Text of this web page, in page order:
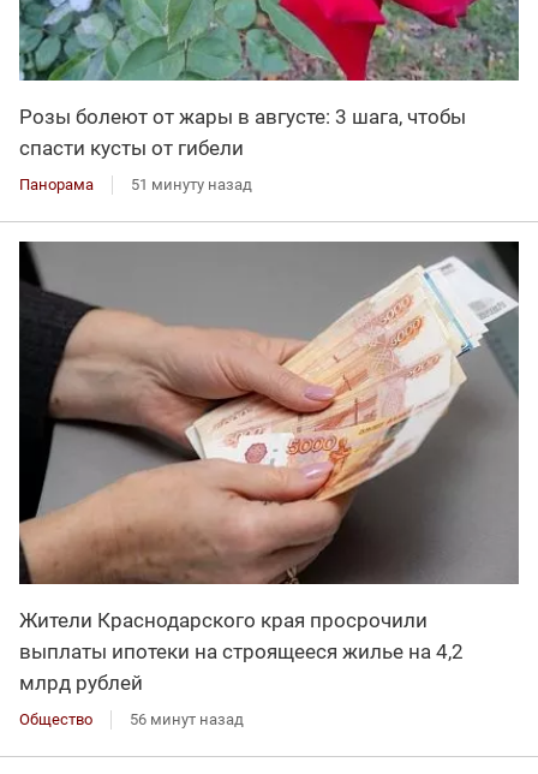
Розы болеют от жары в августе: 3 шага, чтобы
спасти кусты от гибели
Панорама 51 минуту назад
Жители Краснодарского края просрочили
выплаты ипотеки на строящееся жилье на 4,2
млрд рублей
Общество 56 минут назад